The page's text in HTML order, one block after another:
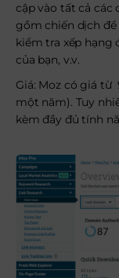
cập vào tất cả các
gồm chiến dịch
kiểm tra xếp hạng
của bạn, v.v.
Giá: Moz có giá
một năm). Tuy
kèm đầy đủ tính